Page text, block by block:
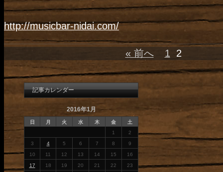
http://musicbar-nidai.com/
« 前へ 1 2
記事カレンダー
2016年1月
日 月 火 水 木 金 土
1
2
3
4 5 6 7 8
9
10
11 12 13 14 15
16
17
18 19 20 21 22
23